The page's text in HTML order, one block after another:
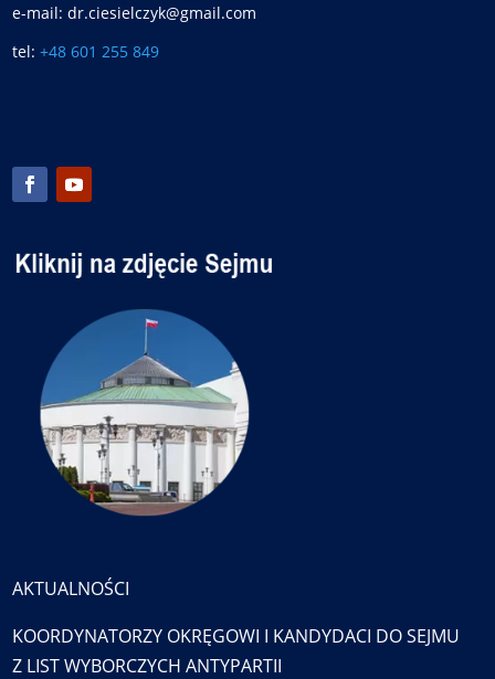
e-mail: dr.ciesielczyk@gmail.com
tel:+48 601 255 849
AKTUALNOŚCI
KOORDYNATORZY OKRĘGOWI I KANDYDACI DO SEJMU
Z LIST WYBORCZYCH ANTYPARTII